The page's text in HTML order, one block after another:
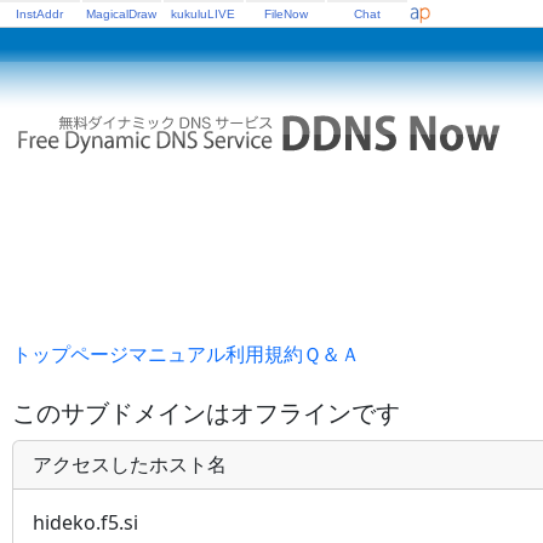
InstAddr MagicalDraw kukuluLIVE FileNow Chat
トップページマニュアル利用規約Ｑ＆Ａ
このサブドメインはオフラインです
アクセスしたホスト名
hideko.f5.si